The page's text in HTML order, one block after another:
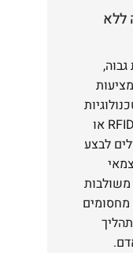
ללא
כמו זיהוי לוחיות רישוי, תגי RFID או
לבצע
אלו משולבות
מחסומים